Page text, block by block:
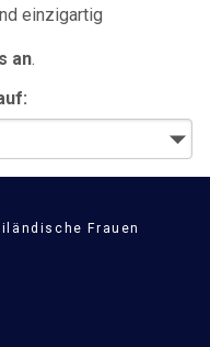
einzigartig
an.
Frauen